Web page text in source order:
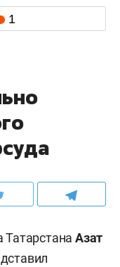
1
Татарстана Азат